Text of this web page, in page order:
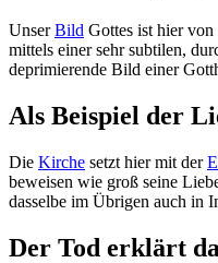
UnserBild Gottes ist hier
mittels einer sehr subtilen,
deprimierende Bild einer
Als Beispiel der
Die Kirche setzt hier mit der
beweisen wie groß seine
dasselbe im Übrigen auch in
Der Tod erklärt